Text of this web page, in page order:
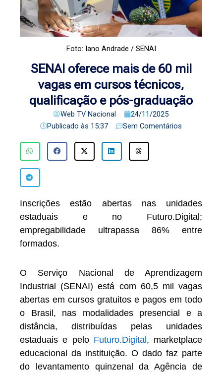
Foto: Iano Andrade / SENAI
SENAI oferece mais de 60 mil
vagas em cursos técnicos,
qualificação e pós-graduação
Web TV Nacional
24/11/2025
Publicado às 15:37 Sem Comentários
Inscrições estão abertas nas unidades
estaduais e no Futuro.Digital;
empregabilidade ultrapassa 86% entre
formados.
O Serviço Nacional de Aprendizagem
Industrial (SENAI) está com 60,5 mil vagas
abertas em cursos gratuitos e pagos em todo
o Brasil, nas modalidades presencial e a
distância, distribuídas pelas unidades
estaduais e pelo Futuro.Digital, marketplace
educacional da instituição. O dado faz parte
do levantamento quinzenal da Agência de